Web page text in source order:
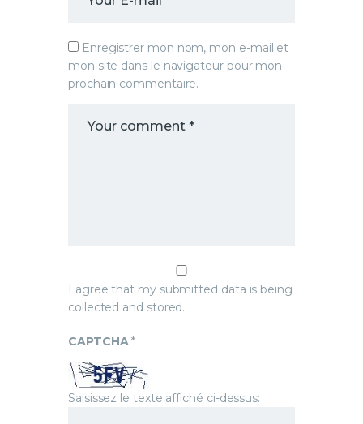
Enregistrer mon nom, mon e-mail et
mon site dans le navigateur pour mon
prochain commentaire.
I agree that my submitted data is being
collected and stored.
CAPTCHA*
Saisissez le texte affiché ci-dessus: